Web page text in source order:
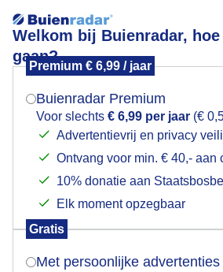
Welkom bij Buienradar,
gaan?
Premium € 6,99 / jaar
Buienradar Premium
Voor slechts € 6,99 per jaar (€
Advertentievrij en privacy
Ontvang voor min. € 40,- aan
10% donatie aan
Elk moment opzegbaar
Gratis
Met persoonlijke advertenties
Duindoorn kleurt en geurt alweer
mooie nazomerdag!
Mogen we je locatie
Indien je hier nog geen akkoord
verschijnt er zo een pop-up uit
Is goed, toon de